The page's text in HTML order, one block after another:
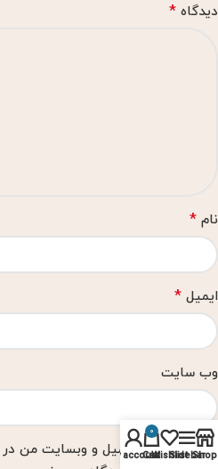
دیدگاه *
نام *
ایمیل *
وب‌ سایت
ذخیره نام، ایمیل و وبسایت من درShop
Sidebar
Wishlist
0
Cart
My account